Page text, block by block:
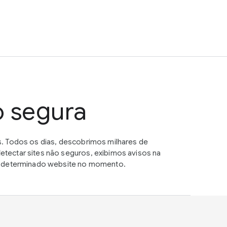
segura
Todos os dias, descobrimos milhares de
sites não seguros, exibimos avisos na
website no momento.